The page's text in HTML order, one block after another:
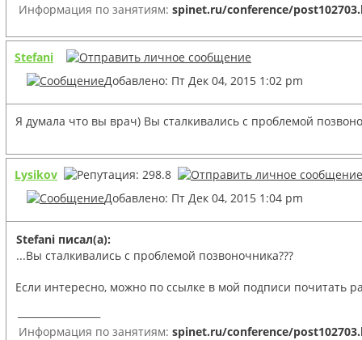
Информация по занятиям: spinet.ru/conference/
Stefani
Добавлено: Пт Дек 04, 2015 1:02 pm
Я думала что вы врач) Вы сталкивались с проблемой
Lysikov
Добавлено: Пт Дек 04, 2015 1:04 pm
Stefani писал(а):
...Вы сталкивались с проблемой позвоночника???
Если интересно, можно по ссылке в мой подписи почитать
Информация по занятиям: spinet.ru/conference/